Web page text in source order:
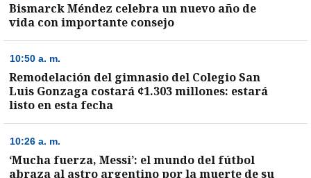
Bismarck Méndez celebra un nuevo año de
vida con importante consejo
10:50 a. m.
Remodelación del gimnasio del Colegio San
Luis Gonzaga costará ¢1.303 millones: estará
listo en esta fecha
10:26 a. m.
‘Mucha fuerza, Messi’: el mundo del fútbol
abraza al astro argentino por la muerte de su